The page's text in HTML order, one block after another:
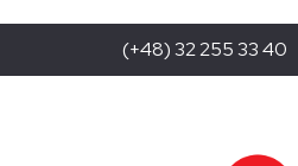
(+48) 32 255 33 40